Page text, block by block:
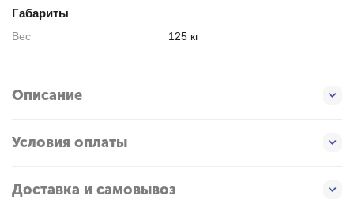
Габариты
Вес 125 кг
Описание
Условия оплаты
Доставка и самовывоз